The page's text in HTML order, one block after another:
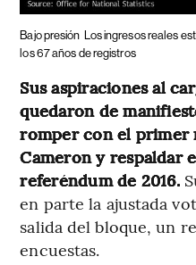
Bajo presión Los ingresos reales
los 67 años de registros
Sus aspiraciones al
quedaron de
romper con el primer
Cameron y respaldar
referéndum de 2016.
en parte la ajustada
salida del bloque, un
encuestas.